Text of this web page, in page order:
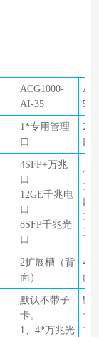
ACG1000-
AI-35
55
1*专用管理
口
2*
口
4SFP+万兆
口
12GE千兆电
口
8SFP千兆光
口
12
口
12
光
2扩展槽（背
面）
4
面
默认不带子
卡。
1、4*万兆光
默
卡
1